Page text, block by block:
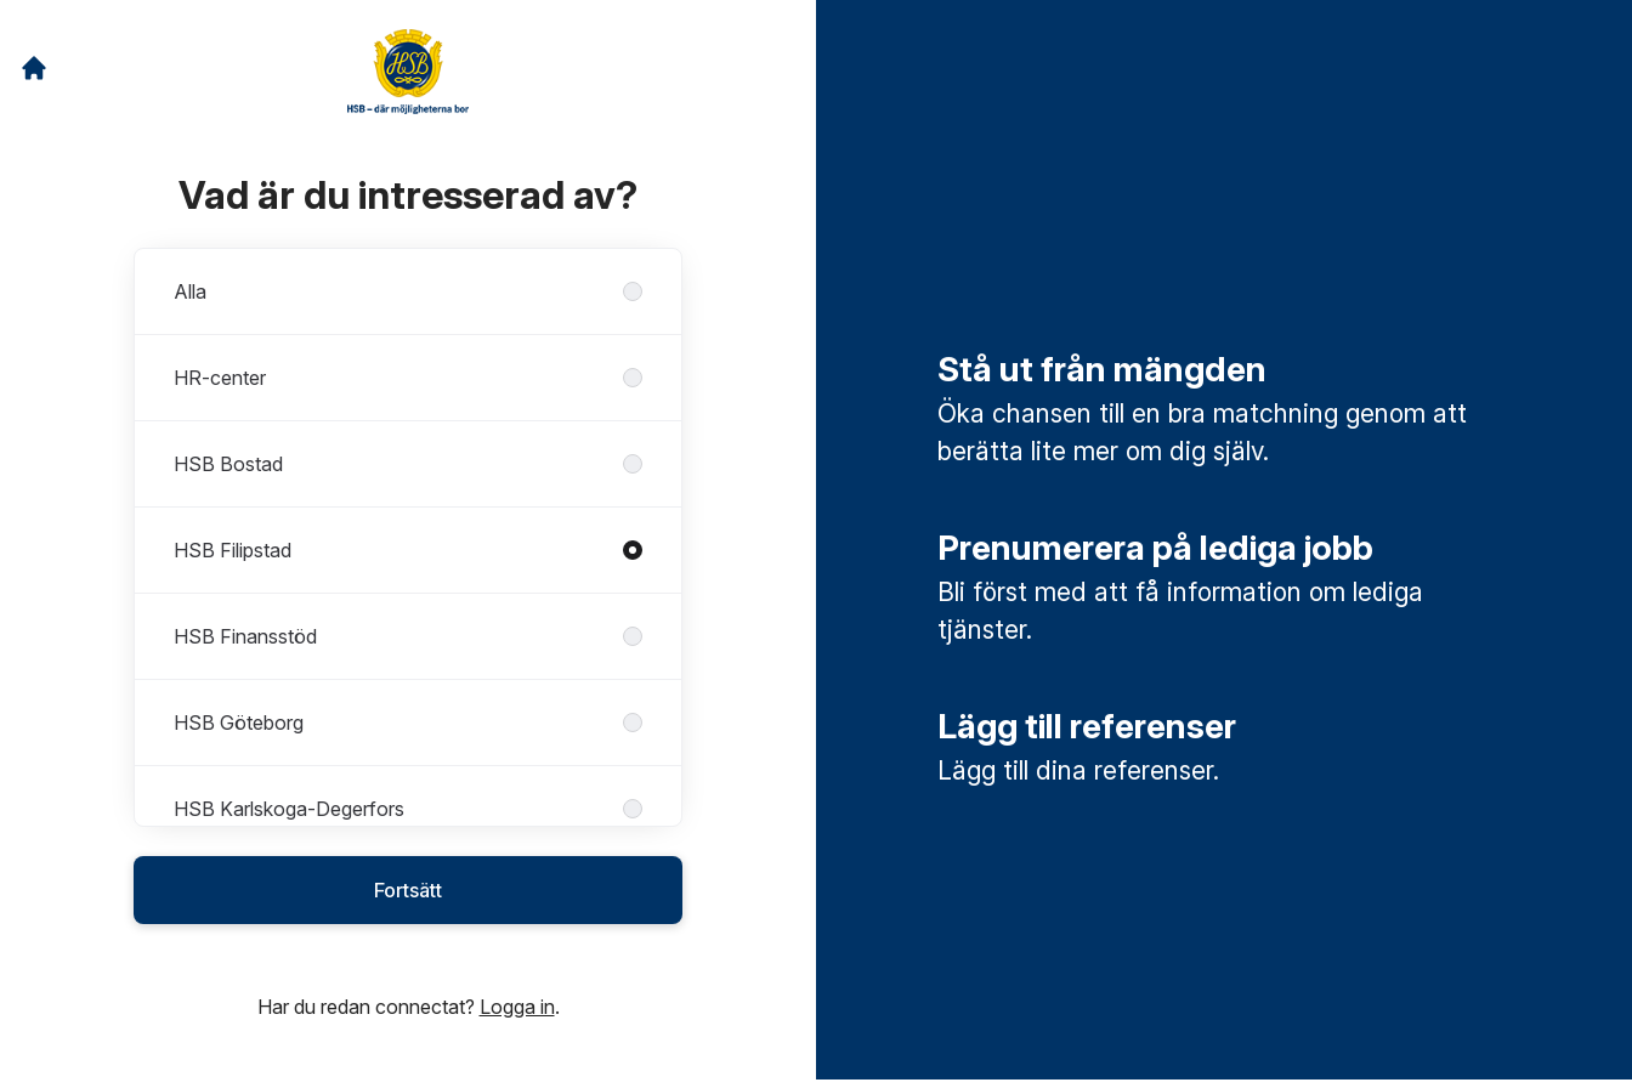
Vad är du intresserad av?
Alla
HR-center
HSB Bostad
HSB Filipstad
HSB Finansstöd
HSB Göteborg
HSB Karlskoga-Degerfors
Fortsätt
Har du redan connectat? Logga in.
Stå ut från mängden
Öka chansen till en bra matchning genom att
berätta lite mer om dig själv.
Prenumerera på lediga jobb
Bli först med att få information om lediga
tjänster.
Lägg till referenser
Lägg till dina referenser.